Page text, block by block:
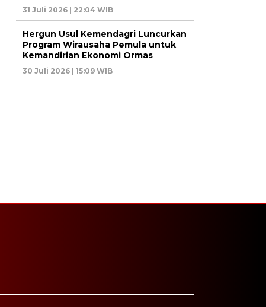
31 Juli 2026 | 22:04 WIB
Hergun Usul Kemendagri Luncurkan
Program Wirausaha Pemula untuk
Kemandirian Ekonomi Ormas
30 Juli 2026 | 15:09 WIB